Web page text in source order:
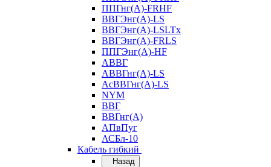
ППГнг(А)-FRHF
ВВГЭнг(А)-LS
ВВГЭнг(А)-LSLTx
ВВГЭнг(А)-FRLS
ППГЭнг(А)-HF
АВВГ
АВВГнг(А)-LS
АсВВГнг(А)-LS
NYM
ВВГ
ВВГнг(А)
АПвПуг
АСБл-10
Кабель гибкий
Назад